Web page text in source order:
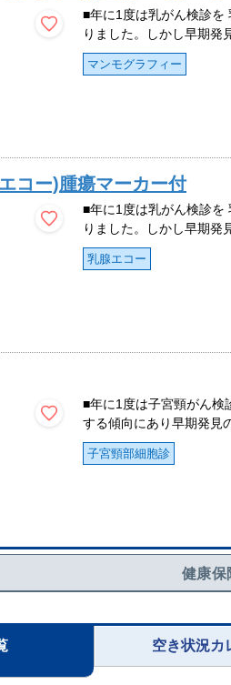
■年に1度は乳がん検診を
りました。しかし早期発
マンモグラフィー
コー)腫瘍マーカー付
■年に1度は乳がん検診を
りました。しかし早期発
乳腺エコー
■年に1度は子宮頸がん検
する傾向にあり早期発見
子宮頸部細胞診
健康保
空き状況カ